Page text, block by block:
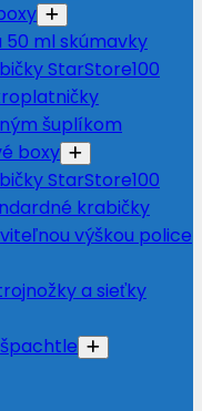
50 ml skúmavky
StarStore100
šuplíkom
boxy
StarStore100
krabičky
výškou police
a sieťky